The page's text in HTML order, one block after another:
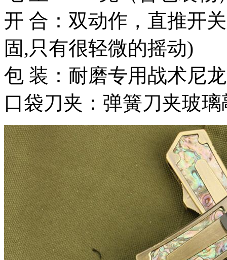
开 合：双动作，直推开
固,只有很轻微的摇动)
包 装：耐磨专用战术尼
口袋刀夹：弹簧刀夹玻